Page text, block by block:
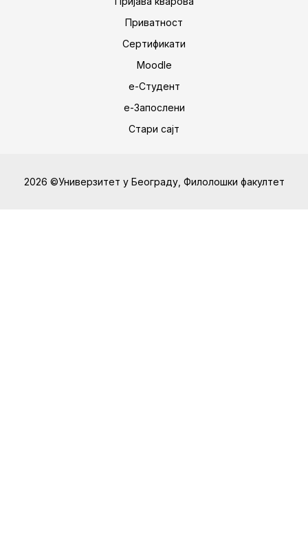
Приватност
Сертификати
Moodle
е-Студент
е-Запослени
Стари сајт
2026 ©Универзитет у Београду, Филолошки факултет